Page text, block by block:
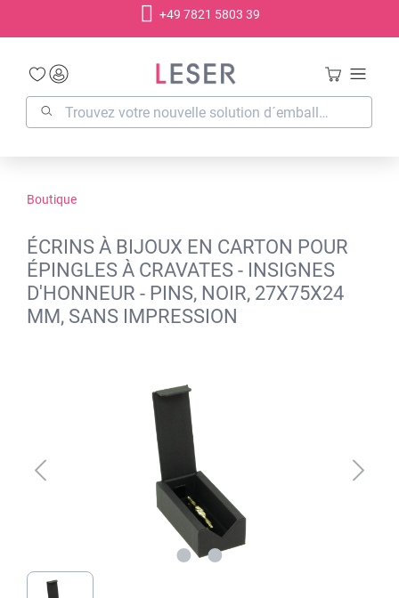
+49 7821 5803 39
Boutique
ÉCRINS À BIJOUX EN CARTON POUR
ÉPINGLES À CRAVATES - INSIGNES
D'HONNEUR - PINS, NOIR, 27X75X24
MM, SANS IMPRESSION